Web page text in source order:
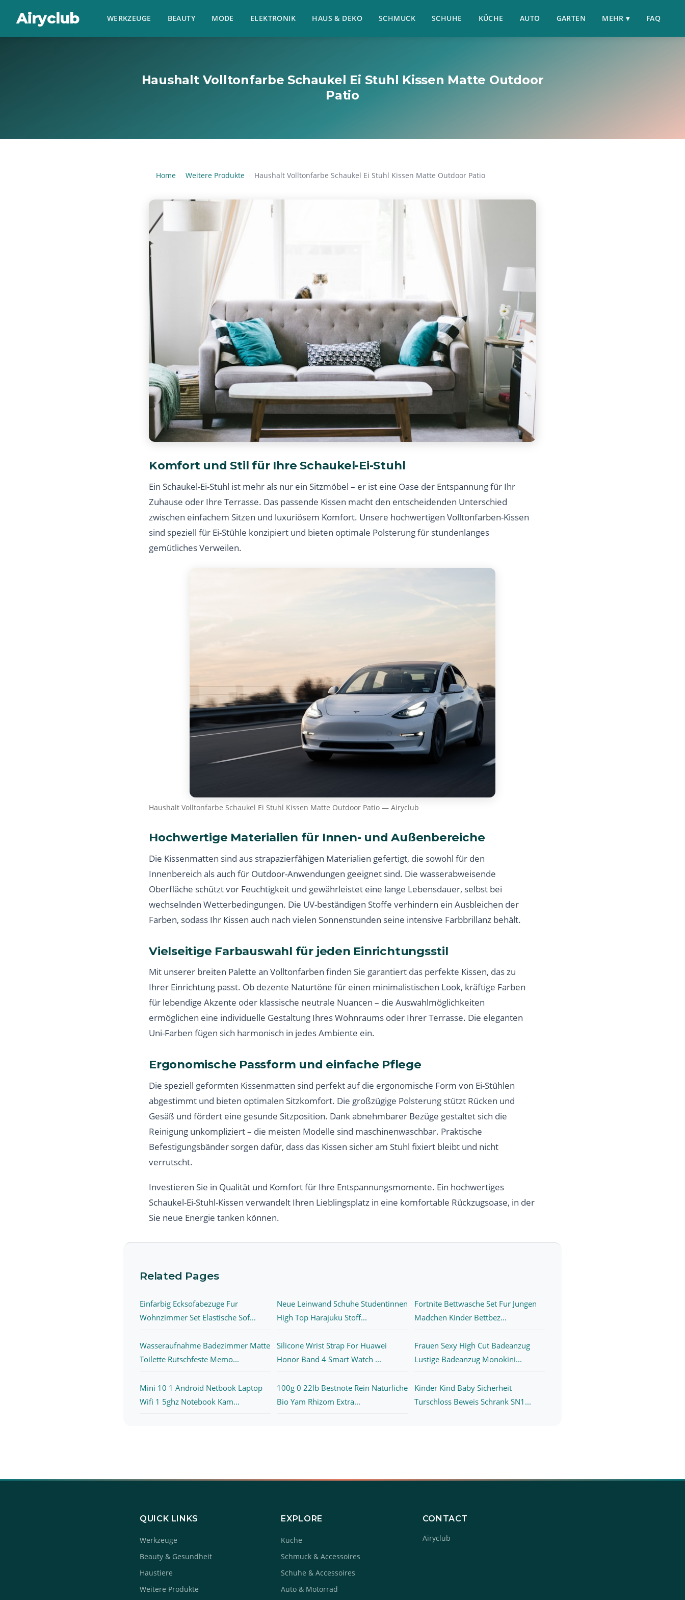
Airyclub WERKZEUGE BEAUTY MODE ELEKTRONIK HAUS & DEKO SCHMUCK SCHUHE KÜCHE AUTO GARTEN MEHR ▾ FAQ
Haushalt Volltonfarbe Schaukel Ei Stuhl Kissen Matte Outdoor
Patio
Home Weitere Produkte Haushalt Volltonfarbe Schaukel Ei Stuhl Kissen Matte Outdoor Patio
Komfort und Stil für Ihre Schaukel-Ei-Stuhl
Ein Schaukel-Ei-Stuhl ist mehr als nur ein Sitzmöbel – er ist eine Oase der Entspannung für Ihr
Zuhause oder Ihre Terrasse. Das passende Kissen macht den entscheidenden Unterschied
zwischen einfachem Sitzen und luxuriösem Komfort. Unsere hochwertigen Volltonfarben-Kissen
sind speziell für Ei-Stühle konzipiert und bieten optimale Polsterung für stundenlanges
gemütliches Verweilen.
Haushalt Volltonfarbe Schaukel Ei Stuhl Kissen Matte Outdoor Patio — Airyclub
Hochwertige Materialien für Innen- und Außenbereiche
Die Kissenmatten sind aus strapazierfähigen Materialien gefertigt, die sowohl für den
Innenbereich als auch für Outdoor-Anwendungen geeignet sind. Die wasserabweisende
Oberfläche schützt vor Feuchtigkeit und gewährleistet eine lange Lebensdauer, selbst bei
wechselnden Wetterbedingungen. Die UV-beständigen Stoffe verhindern ein Ausbleichen der
Farben, sodass Ihr Kissen auch nach vielen Sonnenstunden seine intensive Farbbrillanz behält.
Vielseitige Farbauswahl für jeden Einrichtungsstil
Mit unserer breiten Palette an Volltonfarben finden Sie garantiert das perfekte Kissen, das zu
Ihrer Einrichtung passt. Ob dezente Naturtöne für einen minimalistischen Look, kräftige Farben
für lebendige Akzente oder klassische neutrale Nuancen – die Auswahlmöglichkeiten
ermöglichen eine individuelle Gestaltung Ihres Wohnraums oder Ihrer Terrasse. Die eleganten
Uni-Farben fügen sich harmonisch in jedes Ambiente ein.
Ergonomische Passform und einfache Pflege
Die speziell geformten Kissenmatten sind perfekt auf die ergonomische Form von Ei-Stühlen
abgestimmt und bieten optimalen Sitzkomfort. Die großzügige Polsterung stützt Rücken und
Gesäß und fördert eine gesunde Sitzposition. Dank abnehmbarer Bezüge gestaltet sich die
Reinigung unkompliziert – die meisten Modelle sind maschinenwaschbar. Praktische
Befestigungsbänder sorgen dafür, dass das Kissen sicher am Stuhl fixiert bleibt und nicht
verrutscht.
Investieren Sie in Qualität und Komfort für Ihre Entspannungsmomente. Ein hochwertiges
Schaukel-Ei-Stuhl-Kissen verwandelt Ihren Lieblingsplatz in eine komfortable Rückzugsoase, in der
Sie neue Energie tanken können.
Related Pages
Einfarbig Ecksofabezuge Fur
Wohnzimmer Set Elastische Sof...
Neue Leinwand Schuhe Studentinnen
High Top Harajuku Stoff...
Fortnite Bettwasche Set Fur Jungen
Madchen Kinder Bettbez...
Wasseraufnahme Badezimmer Matte
Toilette Rutschfeste Memo...
Silicone Wrist Strap For Huawei
Honor Band 4 Smart Watch ...
Frauen Sexy High Cut Badeanzug
Lustige Badeanzug Monokini...
Mini 10 1 Android Netbook Laptop
Wifi 1 5ghz Notebook Kam...
100g 0 22lb Bestnote Rein Naturliche
Bio Yam Rhizom Extra...
Kinder Kind Baby Sicherheit
Turschloss Beweis Schrank SN1...
QUICK LINKS
Werkzeuge
Beauty & Gesundheit
Haustiere
Weitere Produkte
EXPLORE
Küche
Schmuck & Accessoires
Schuhe & Accessoires
Auto & Motorrad
CONTACT
Airyclub